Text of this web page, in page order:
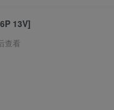
13V]
查看